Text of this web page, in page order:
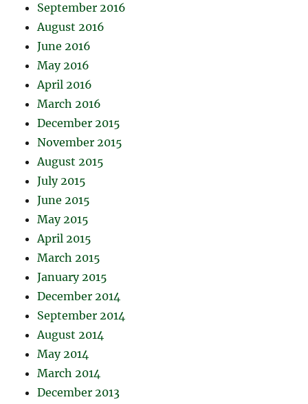
September 2016
August 2016
June 2016
May 2016
April 2016
March 2016
December 2015
November 2015
August 2015
July 2015
June 2015
May 2015
April 2015
March 2015
January 2015
December 2014
September 2014
August 2014
May 2014
March 2014
December 2013